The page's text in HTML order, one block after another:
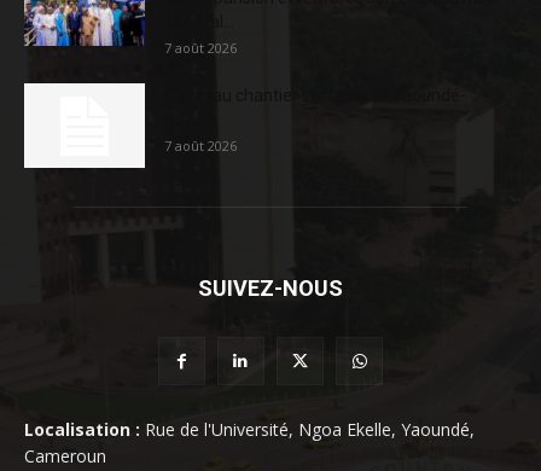
7 août 2026
7 août 2026
SUIVEZ-NOUS
Localisation : Rue de l'Université, Ngoa Ekelle, Yaoundé,
Cameroun